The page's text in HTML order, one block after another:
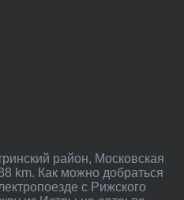
km. Как можно добраться
с Рижского